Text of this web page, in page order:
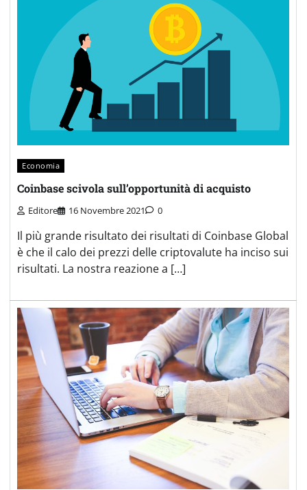
Economia
Coinbase scivola sull’opportunità di acquisto
Editore 16 Novembre 2021 0
Il più grande risultato dei risultati di Coinbase Global
è che il calo dei prezzi delle criptovalute ha inciso sui
risultati. La nostra reazione a […]